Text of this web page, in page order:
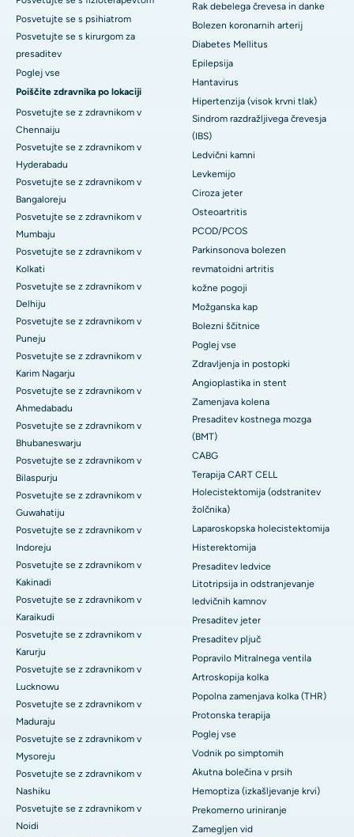
Posvetujte se s psihiatrom
Posvetujte se s kirurgom za
presaditev
Poglej vse
Poiščite zdravnika po lokaciji
Posvetujte se z zdravnikom v
Chennaiju
Posvetujte se z zdravnikom v
Hyderabadu
Posvetujte se z zdravnikom v
Bangaloreju
Posvetujte se z zdravnikom v
Mumbaju
Posvetujte se z zdravnikom v
Kolkati
Posvetujte se z zdravnikom v
Delhiju
Posvetujte se z zdravnikom v
Puneju
Posvetujte se z zdravnikom v
Karim Nagarju
Posvetujte se z zdravnikom v
Ahmedabadu
Posvetujte se z zdravnikom v
Bhubaneswarju
Posvetujte se z zdravnikom v
Bilaspurju
Posvetujte se z zdravnikom v
Guwahatiju
Posvetujte se z zdravnikom v
Indoreju
Posvetujte se z zdravnikom v
Kakinadi
Posvetujte se z zdravnikom v
Karaikudi
Posvetujte se z zdravnikom v
Karurju
Posvetujte se z zdravnikom v
Lucknowu
Posvetujte se z zdravnikom v
Maduraju
Posvetujte se z zdravnikom v
Mysoreju
Posvetujte se z zdravnikom v
Nashiku
Posvetujte se z zdravnikom v
Noidi
Rak debelega črevesa in danke
Bolezen koronarnih arterij
Diabetes Mellitus
Epilepsija
Hantavirus
Hipertenzija (visok krvni tlak)
Sindrom razdražljivega črevesja
(IBS)
Ledvični kamni
Levkemijo
Ciroza jeter
Osteoartritis
PCOD/PCOS
Parkinsonova bolezen
revmatoidni artritis
kožne pogoji
Možganska kap
Bolezni ščitnice
Poglej vse
Zdravljenja in postopki
Angioplastika in stent
Zamenjava kolena
Presaditev kostnega mozga
(BMT)
CABG
Terapija CART CELL
Holecistektomija (odstranitev
žolčnika)
Laparoskopska holecistektomija
Histerektomija
Presaditev ledvice
Litotripsija in odstranjevanje
ledvičnih kamnov
Presaditev jeter
Presaditev pljuč
Popravilo Mitralnega ventila
Artroskopija kolka
Popolna zamenjava kolka (THR)
Protonska terapija
Poglej vse
Vodnik po simptomih
Akutna bolečina v prsih
Hemoptiza (izkašljevanje krvi)
Prekomerno uriniranje
Zamegljen vid